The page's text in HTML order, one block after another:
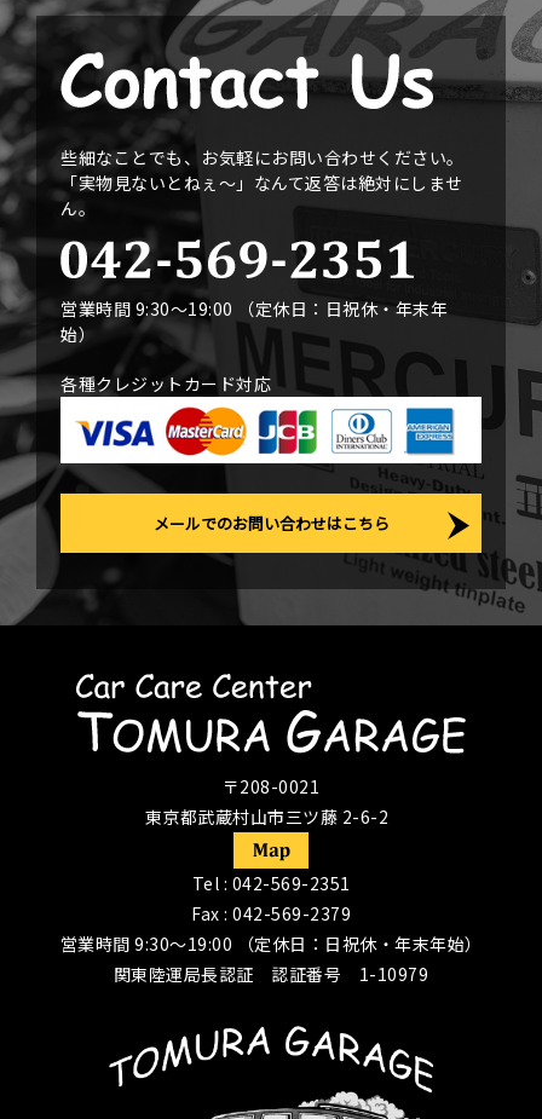
些細なことでも、お気軽にお問い合わせください。
「実物見ないとねぇ〜」なんて返答は絶対にしませ
ん。
営業時間 9:30〜19:00 （定休日：日祝休・年末年
始）
各種クレジットカード対応
メールでのお問い合わせはこちら
〒208-0021
東京都武蔵村山市三ツ藤 2-6-2
Tel : 042-569-2351
Fax : 042-569-2379
営業時間 9:30〜19:00 （定休日：日祝休・年末年始）
関東陸運局長認証 認証番号 1-10979